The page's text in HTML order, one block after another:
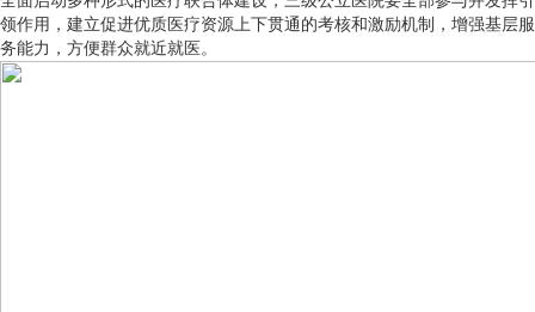
领作用，建立促进优质医疗资源上下贯通的考核和激励机制，增强基层服
务能力，方便群众就近就医。